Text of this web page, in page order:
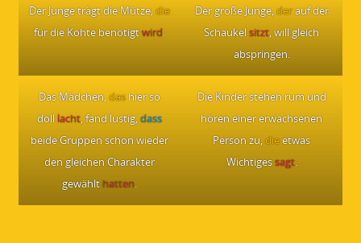
Der Junge trägt die Mütze,die
für die Kohte benötigtwird.
Der große Junge,derauf der
Schaukelsitzt, will gleich
abspringen.
Das Mädchen,dashier so
dolllacht, fand lustig,dass
beide Gruppen schon wieder
den gleichen Charakter
gewählthatten.
Die Kinder stehen rum und
hören einer erwachsenen
Person zu,dieetwas
Wichtigessagt.